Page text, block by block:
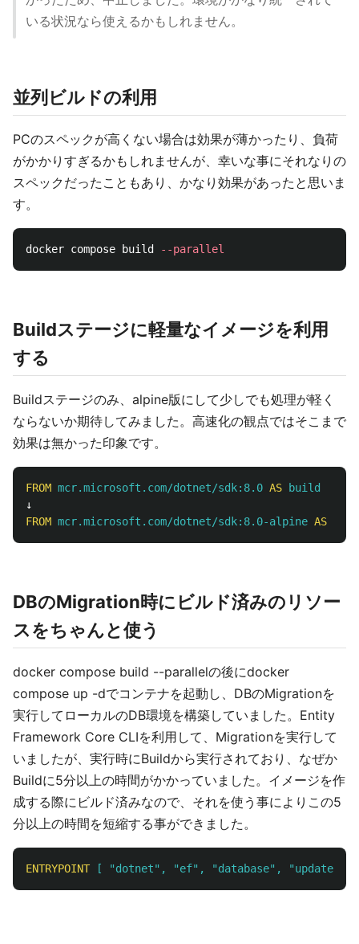
いる状況なら使えるかもしれません。
並列ビルドの利用
PCのスペックが高くない場合は効果が薄かったり、負荷
がかかりすぎるかもしれませんが、幸いな事にそれなりの
スペックだったこともあり、かなり効果があったと思いま
す。
docker compose build --parallel
Buildステージに軽量なイメージを利用
する
Buildステージのみ、alpine版にして少しでも処理が軽く
ならないか期待してみました。高速化の観点ではそこまで
効果は無かった印象です。
FROM mcr.microsoft.com/dotnet/sdk:8.0 AS
build
FROM mcr.microsoft.com/dotnet/sdk:8.0-alpine AS
DBのMigration時にビルド済みのリソー
スをちゃんと使う
docker compose build --parallelの後にdocker
compose up -dでコンテナを起動し、DBのMigrationを
実行してローカルのDB環境を構築していました。Entity
Framework Core CLIを利用して、Migrationを実行して
いましたが、実行時にBuildから実行されており、なぜか
Buildに5分以上の時間がかかっていました。イメージを作
成する際にビルド済みなので、それを使う事によりこの5
分以上の時間を短縮する事ができました。
ENTRYPOINT [ "dotnet", "ef", "database", "update",